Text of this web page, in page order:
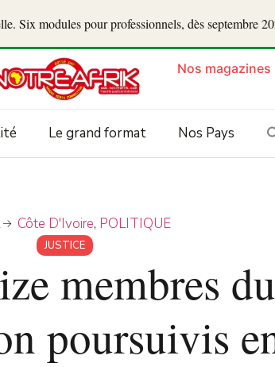
Six modules pour professionnels, dès septembre
Nos magazines
Le grand format Nos Pays
Côte D'Ivoire, POLITIQUE
JUSTICE
membres
poursuivis